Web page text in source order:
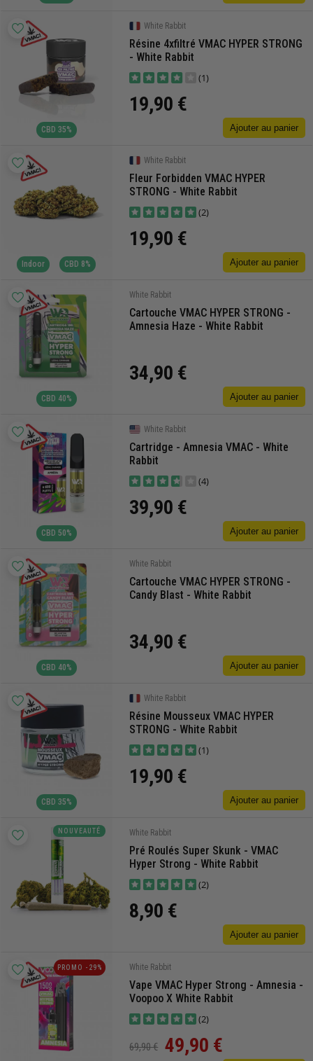
CBD 35%
White Rabbit
Résine 4xfiltré VMAC HYPER STRONG
- White Rabbit
(1)
19,90 €
Ajouter au panier
Indoor CBD 8%
White Rabbit
Fleur Forbidden VMAC HYPER
STRONG - White Rabbit
(2)
19,90 €
Ajouter au panier
CBD 40%
White Rabbit
Cartouche VMAC HYPER STRONG -
Amnesia Haze - White Rabbit
34,90 €
Ajouter au panier
CBD 50%
White Rabbit
Cartridge - Amnesia VMAC - White
Rabbit
(4)
39,90 €
Ajouter au panier
CBD 40%
White Rabbit
Cartouche VMAC HYPER STRONG -
Candy Blast - White Rabbit
34,90 €
Ajouter au panier
CBD 35%
White Rabbit
Résine Mousseux VMAC HYPER
STRONG - White Rabbit
(1)
19,90 €
Ajouter au panier
NOUVEAUTÉ White Rabbit
Pré Roulés Super Skunk - VMAC
Hyper Strong - White Rabbit
(2)
8,90 €
Ajouter au panier
PROMO -29% White Rabbit
Vape VMAC Hyper Strong - Amnesia -
Voopoo X White Rabbit
(2)
69,90 € 49,90 €